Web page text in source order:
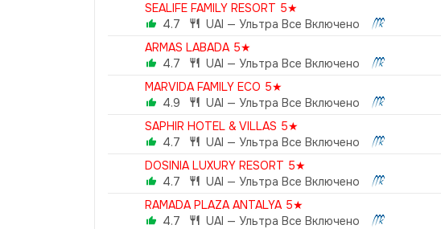
SEALIFE FAMILY RESORT 5★
4.7
UAI — Ультра Все Включено
ARMAS LABADA 5★
4.7
UAI — Ультра Все Включено
MARVIDA FAMILY ECO 5★
4.9
UAI — Ультра Все Включено
SAPHIR HOTEL & VILLAS 5★
4.7
UAI — Ультра Все Включено
DOSINIA LUXURY RESORT 5★
4.7
UAI — Ультра Все Включено
RAMADA PLAZA ANTALYA 5★
4.7
UAI — Ультра Все Включено